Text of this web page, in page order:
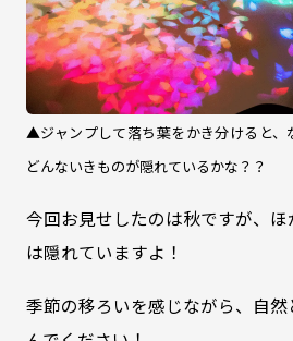
▲ジャンプして落ち葉をかき分けると、
どんないきものが隠れているかな？？
今回お見せしたのは秋ですが、
は隠れていますよ！
季節の移ろいを感じながら、自